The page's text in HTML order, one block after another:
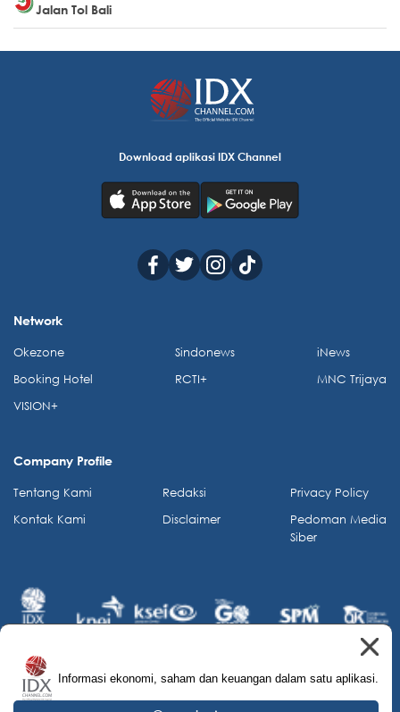
Jalan Tol Bali
Informasi ekonomi, saham dan keuangan dalam satu aplikasi.
Download aplikasi IDX Channel
Network
Okezone
Booking Hotel
VISION+
Sindonews
RCTI+
iNews
MNC Trijaya
Company Profile
Tentang Kami
Kontak Kami
Redaksi
Disclaimer
Privacy Policy
Pedoman Media
Siber
© 2026 IDX Channel. All Rights Reserved.